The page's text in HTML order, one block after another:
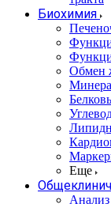
Биохимия
Обмен
Еще